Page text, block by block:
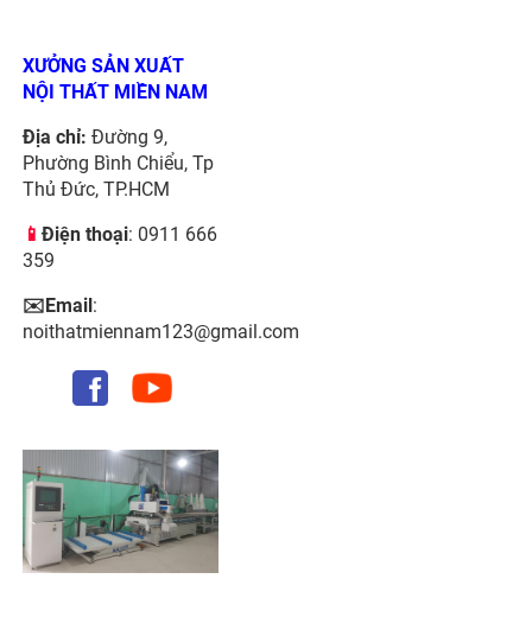
XƯỞNG SẢN XUẤT
NỘI THẤT MIỀN NAM
Địa chỉ: Đường 9,
Phường Bình Chiểu, Tp
Thủ Đức, TP.HCM
📱Điện thoại: 0911 666
359
✉️Email:
noithatmiennam123@gmail.com